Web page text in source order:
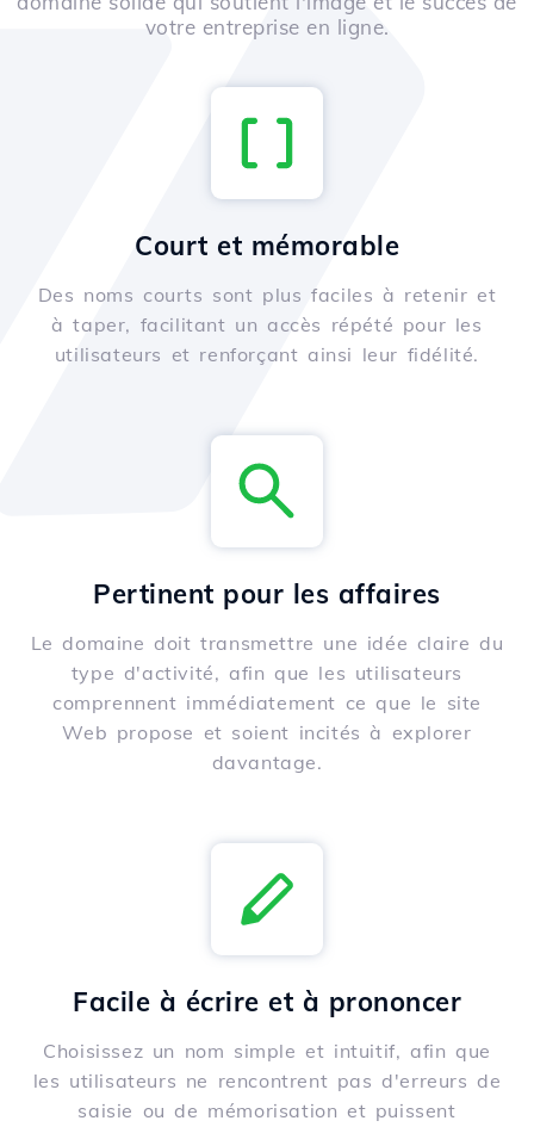
votre entreprise en ligne.
Court et mémorable
Des noms courts sont plus faciles à retenir et
à taper, facilitant un accès répété pour les
utilisateurs et renforçant ainsi leur fidélité.
Pertinent pour les affaires
Le domaine doit transmettre une idée claire du
type d'activité, afin que les utilisateurs
comprennent immédiatement ce que le site
Web propose et soient incités à explorer
davantage.
Facile à écrire et à prononcer
Choisissez un nom simple et intuitif, afin que
les utilisateurs ne rencontrent pas d'erreurs de
saisie ou de mémorisation et puissent